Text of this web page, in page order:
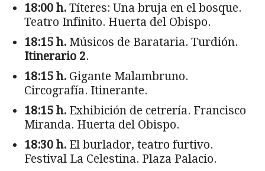
18:00 h. Títeres: Una bruja en el bosque.
Teatro Infinito. Huerta del Obispo.
18:15 h. Músicos de Barataria. Turdión.
Itinerario 2.
18:15 h. Gigante Malambruno.
Circografía. Itinerante.
18:15 h. Exhibición de cetrería. Francisco
Miranda. Huerta del Obispo.
18:30 h. El burlador, teatro furtivo.
Festival La Celestina. Plaza Palacio.